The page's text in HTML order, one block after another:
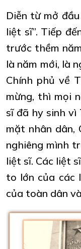
Diễn từ mở
liệt sĩ”. Tiếp
trước thềm
là năm mới, là
Chính phủ về
mừng, thì mọi
sĩ đã hy sinh vì
mặt nhân dân,
nghiêng mình
liệt sĩ. Các liệt
to lớn của các
của toàn dân